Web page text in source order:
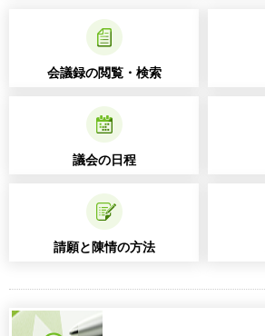
会議録の閲覧・検索
議会の日程
請願と陳情の方法